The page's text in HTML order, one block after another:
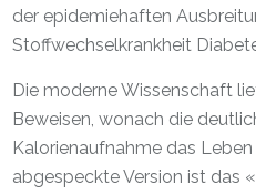
der epidemiehaften
Stoffwechselkrankheit
Die moderne Wissenschaft
Beweisen, wonach die
Kalorienaufnahme das
abgespeckte Version ist das